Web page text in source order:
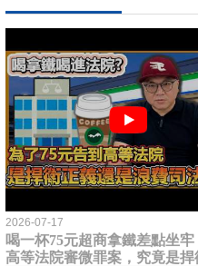
2026-07-17
喝一杯75元超商拿鐵差點坐牢
高等法院審微罪案，究竟是捍